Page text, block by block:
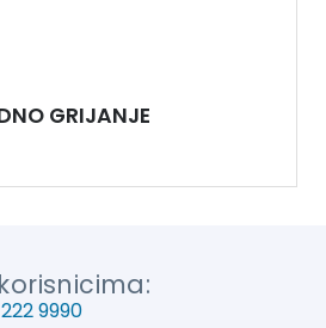
GRIJANJE
9990